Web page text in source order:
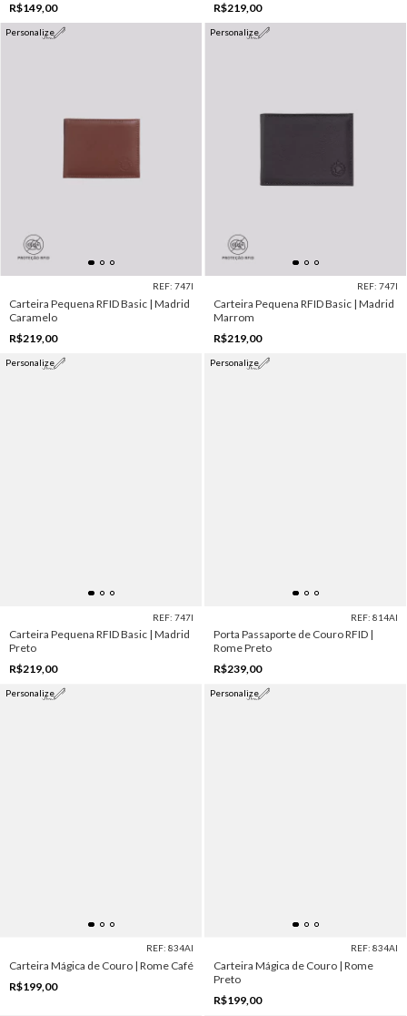
R$149,00
R$219,00
Personalize
REF: 747I
Carteira Pequena RFID Basic | Madrid
Caramelo
R$219,00
Personalize
REF: 747I
Carteira Pequena RFID Basic | Madrid
Marrom
R$219,00
Personalize
REF: 747I
Carteira Pequena RFID Basic | Madrid
Preto
R$219,00
Personalize
REF: 814AI
Porta Passaporte de Couro RFID |
Rome Preto
R$239,00
Personalize
REF: 834AI
Carteira Mágica de Couro | Rome Café
R$199,00
Personalize
REF: 834AI
Carteira Mágica de Couro | Rome
Preto
R$199,00